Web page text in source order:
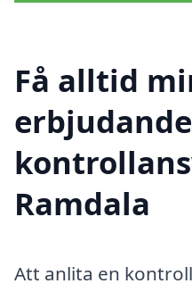
Få alltid
Ramdala
Att anlita en